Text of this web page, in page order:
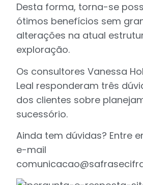
Desta forma, torna-se
ótimos benefícios sem
alterações na atual
exploração.
Os consultores Vanessa
Leal responderam três
dos clientes sobre
sucessório.
Ainda tem dúvidas? Entre
e-mail